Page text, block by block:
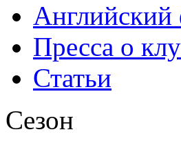
Английский
Пресса о
Статьи
Сезон